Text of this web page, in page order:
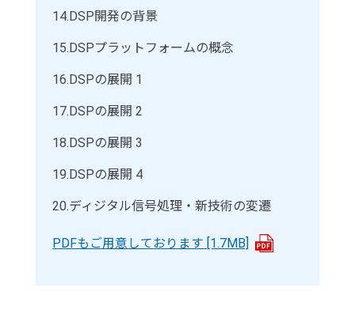
14. DSP開発の背景
15. DSPプラットフォームの概念
16. DSPの展開 1
17. DSPの展開 2
18. DSPの展開 3
19. DSPの展開 4
20.ディジタル信号処理・新技術の変遷
PDFもご用意しております [1.7MB]